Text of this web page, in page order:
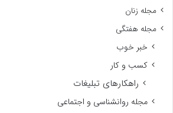
مجله زنان
مجله هفتگی
خبر خوب
کسب و کار
راهکارهای تبلیغات
مجله روانشناسی و اجتماعی